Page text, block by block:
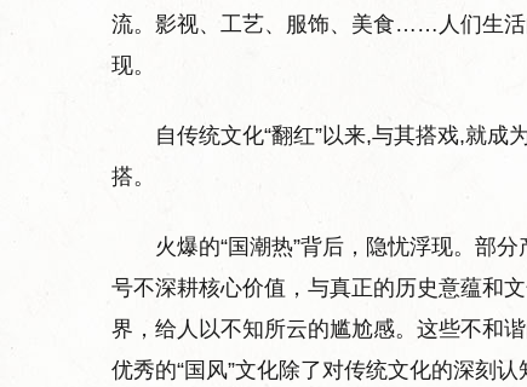
流。影视、工艺、服饰、美食……人们生
现。
自传统文化“翻红”以来,与其搭戏,就
搭。
火爆的“国潮热”背后，隐忧浮现。部
号不深耕核心价值，与真正的历史意蕴和
界，给人以不知所云的尴尬感。这些不和谐
优秀的“国风”文化除了对传统文化的深刻